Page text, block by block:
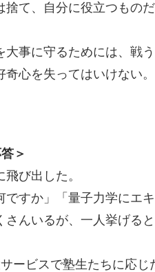
捨て、自分に役立つもの
事に守るためには、戦
心を失ってはいけない。
＞
び出した。
すか」「量子力学にエ
さんいるが、一人挙げる
ービスで塾生たちに応じ